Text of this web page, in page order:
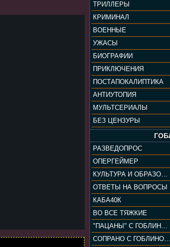
ТРИЛЛЕРЫ
КРИМИНАЛ
ВОЕННЫЕ
УЖАСЫ
БИОГРАФИИ
ПРИКЛЮЧЕНИЯ
ПОСТАПОКАЛИПТИКА
АНТИУТОПИЯ
МУЛЬТСЕРИАЛЫ
БЕЗ ЦЕНЗУРЫ
РАЗВЕДОПРОС
ОПЕРГЕЙМЕР
КУЛЬТУРА И ОБРАЗОВАНИЕ
ОТВЕТЫ НА ВОПРОСЫ
КАБА40К
ВО ВСЕ ТЯЖКИЕ
"ПАЦАНЫ" С ГОБЛИНОМ
СОПРАНО С ГОБЛИНОМ (РАЗБОР СЕРИАЛА)